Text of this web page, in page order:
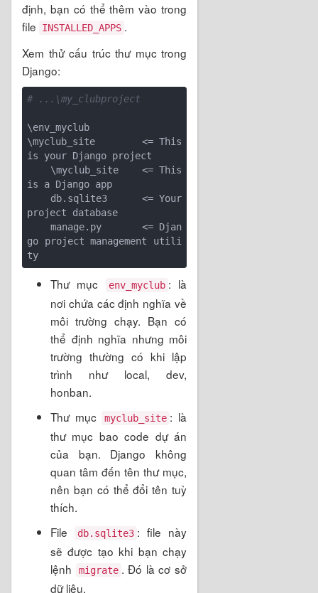
định, bạn có thể thêm vào trong
file
INSTALLED_APPS .
Xem thử cấu trúc thư mục trong
Django:
# ...\my_clubproject
\env_myclub
\myclub_site        <= This
is your Django project
is a Django app
project database
go project management utili
Thư mục env_myclub : là
nơi chứa các định nghĩa về
môi trường chạy. Bạn có
thể định nghĩa nhưng môi
trường thường có khi lập
trình như local, dev,
honban.
Thư mục
myclub_site : là
thư mục bao code dự án
của bạn. Django không
quan tâm đến tên thư mục,
nên bạn có thể đổi tên tuỳ
thích.
File
db.sqlite3 : file này
sẽ được tạo khi bạn chạy
lệnh
migrate . Đó là cơ sở
dữ liệu.